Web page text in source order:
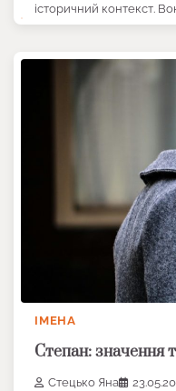
історичний контекст.
ІМЕНА
Степан: значення
Стецько Яна